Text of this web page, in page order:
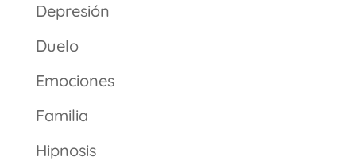
Depresión
Duelo
Emociones
Familia
Hipnosis